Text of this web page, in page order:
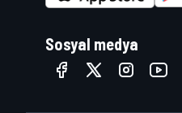
Sosyal medya